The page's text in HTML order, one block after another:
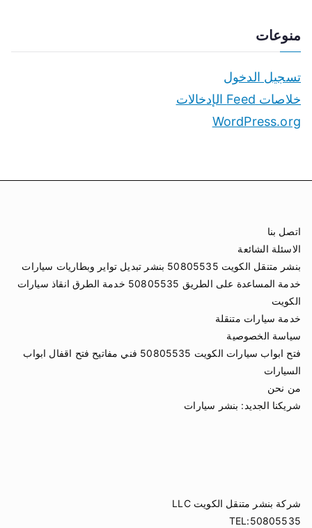
منوعات
تسجيل الدخول
خلاصات Feed الإدخالات
WordPress.org
اتصل بنا
الاسئلة الشائعة
بنشر متنقل الكويت 50805535 بنشر تبديل تواير وبطاريات سيارات
خدمة المساعدة على الطريق 50805535 خدمة الطرق انقاذ سيارات
الكويت
خدمة سيارات متنقلة
سياسة الخصوصية
فتح ابواب سيارات الكويت 50805535 فني مفاتيح فتح اقفال ابواب
السيارات
من نحن
شريكنا الجديد: بنشر سيارات
شركة بنشر متنقل الكويت LLC
TEL:50805535